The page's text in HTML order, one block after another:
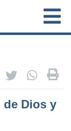
de Dios y